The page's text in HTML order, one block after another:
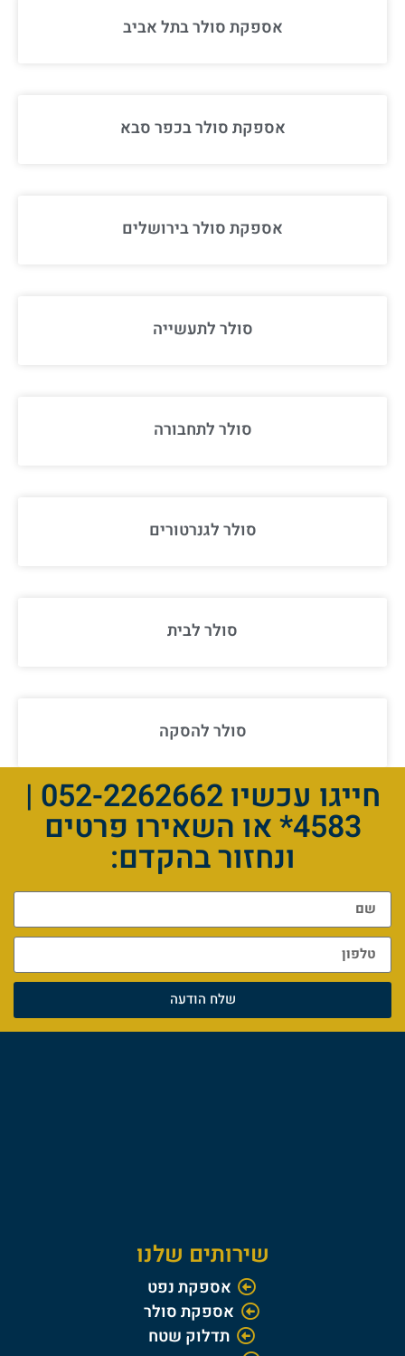
אספקת סולר בתל אביב
אספקת סולר בכפר סבא
אספקת סולר בירושלים
סולר לתעשייה
סולר לתחבורה
סולר לגנרטורים
סולר לבית
סולר להסקה
חייגו עכשיו 052-2262662 |
4583* או השאירו פרטים
ונחזור בהקדם:
שלח הודעה
שירותים שלנו
אספקת נפט
אספקת סולר
תדלוק שטח